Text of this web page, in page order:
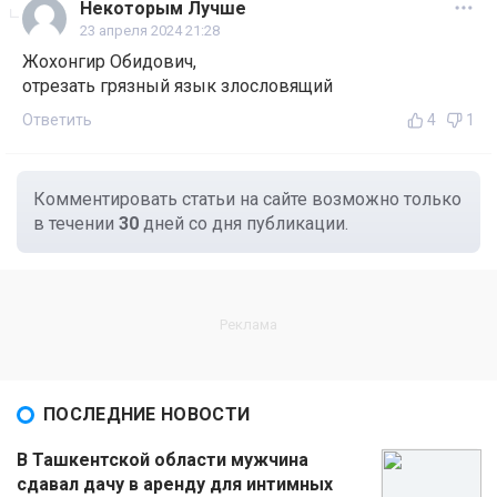
Некоторым Лучше
23 апреля 2024 21:28
Жохонгир Обидович,
отрезать грязный язык злословящий
Ответить 4 1
Комментировать статьи на сайте возможно только
в течении 30 дней со дня публикации.
ПОСЛЕДНИЕ НОВОСТИ
В Ташкентской области мужчина
сдавал дачу в аренду для интимных